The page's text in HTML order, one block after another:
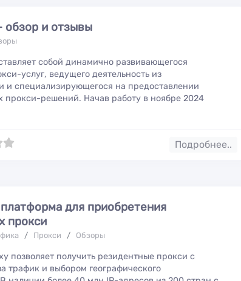
обзор и отзывы
собой динамично развивающегося
услуг, ведущего деятельность из
и специализирующегося на предоставлении
прокси-решений. Начав работу в ноябре 2024
5 Подробнее..
для приобретения
прокси
/ Прокси / Обзоры
позволяет получить резидентные прокси с
трафик и выбором географического
партнёрская